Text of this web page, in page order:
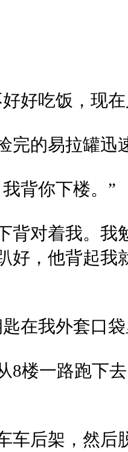
好吃饭，现
完的易拉罐迅
背你下楼。”
背对着我。我
好，他背起我
在我外套口
8楼一路跑下
车后架，然后